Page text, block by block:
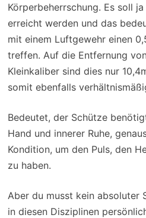
Körperbeherrschung. Es soll
erreicht werden und das
mit einem Luftgewehr einen
treffen. Auf die Entfernung
Kleinkaliber sind dies nur
somit ebenfalls
Bedeutet, der Schütze
Hand und innerer Ruhe,
Kondition, um den Puls, den
zu haben.
Aber du musst kein absoluter
in diesen Disziplinen